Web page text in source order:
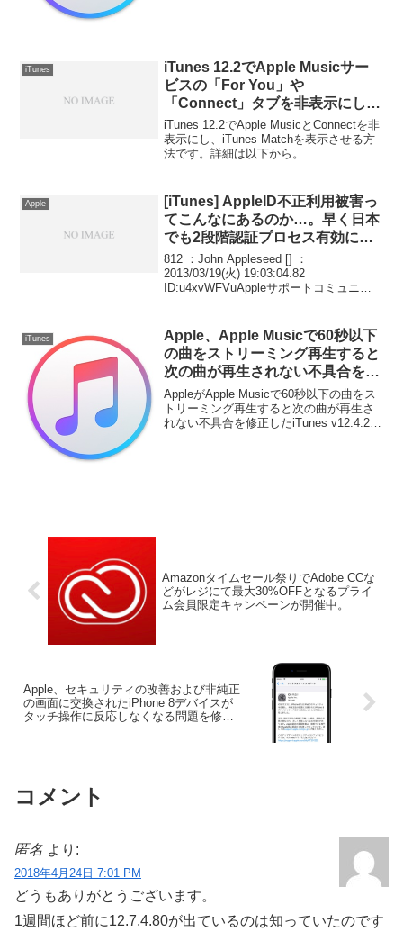
iTunes
iTunes 12.2でApple Musicサー
ビスの「For You」や
「Connect」タブを非表示にし、
iTunes Matchを表示させる方
法。
iTunes 12.2でApple MusicとConnectを非
表示にし、iTunes Matchを表示させる方
法です。詳細は以下から。
Apple
[iTunes] AppleID不正利用被害っ
てこんなにあるのか…。早く日本
でも2段階認証プロセス有効にな
らないかな？
812 ：John Appleseed [] ：
2013/03/19(火) 19:03:04.82
ID:u4xvWFVuAppleサポートコミュニテ
あるのにあ...
iTunes
Apple、Apple Musicで60秒以下
の曲をストリーミング再生すると
次の曲が再生されない不具合を修
正したiTunes v12.4.2を公開。
AppleがApple Musicで60秒以下の曲をス
トリーミング再生すると次の曲が再生さ
れない不具合を修正したiTunes v12.4.2を
Amazonタイムセール祭りでAdobe CCな
どがレジにて最大30%OFFとなるプライ
ム会員限定キャンペーンが開催中。
Apple、セキュリティの改善および非純正
の画面に交換されたiPhone 8デバイスが
タッチ操作に反応しなくなる問題を修正
コメント
匿名 より:
2018年4月24日 7:01 PM
どうもありがとうございます。
1週間ほど前に12.7.4.80が出ているのは知っていたのです